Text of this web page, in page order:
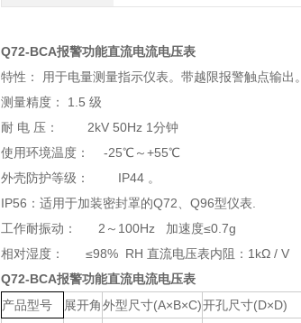
Q72-BCA报警功能直流电流电压表
特性： 用于电量测量指示仪表。带越限报警触点输出。
测量精度： 1.5 级
耐 电 压： 2kV 50Hz 1分钟
使用环境温度： -25℃～+55℃
外壳防护等级： IP44 。
IP56：适用于加装密封罩的Q72、Q96型仪表.
工作耐振动： 2～100Hz 加速度≤0.7g
相对湿度： ≤98% RH 直流电压表内阻：1kΩ / V
Q72-BCA报警功能直流电流电压表
产品型号
展开角外型尺寸(A×B×C)开孔尺寸(D×D)